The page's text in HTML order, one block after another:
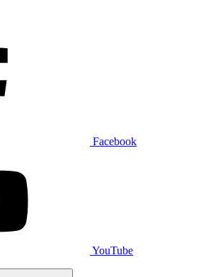
Facebook
YouTube